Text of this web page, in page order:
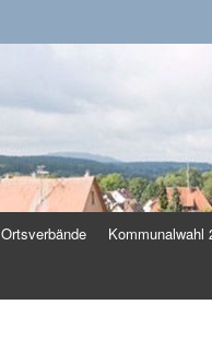
Ortsverbände Kommunalwahl